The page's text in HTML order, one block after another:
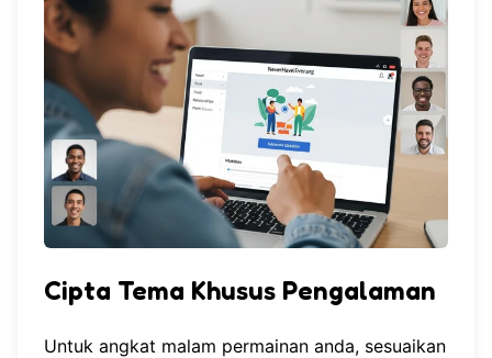
Cipta Tema Khusus Pengalaman
Untuk angkat malam permainan anda, sesuaikan